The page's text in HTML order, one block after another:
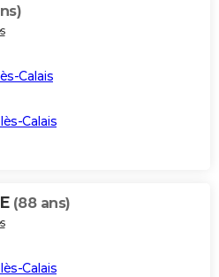
Calais
Calais
(88 ans)
Calais